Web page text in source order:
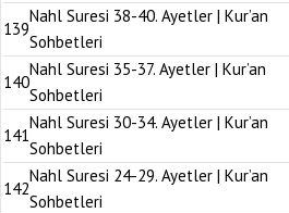
139
Nahl Suresi 38-40. Ayetler | Kur’an
Sohbetleri
140
Nahl Suresi 35-37. Ayetler | Kur’an
Sohbetleri
141
Nahl Suresi 30-34. Ayetler | Kur’an
Sohbetleri
142
Nahl Suresi 24-29. Ayetler | Kur’an
Sohbetleri